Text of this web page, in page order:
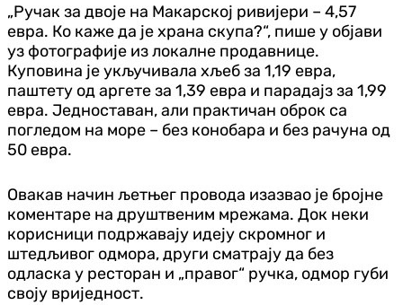
„Ручак за двоје на Макарској ривијери – 4,57
евра. Ко каже да је храна скупа?“, пише у објави
уз фотографије из локалне продавнице.
Куповина је укључивала хљеб за 1,19 евра,
паштету од аргете за 1,39 евра и парадајз за 1,99
евра. Једноставан, али практичан оброк са
погледом на море – без конобара и без рачуна од
50 евра.
Овакав начин љетњег провода изазвао је бројне
коментаре на друштвеним мрежама. Док неки
корисници подржавају идеју скромног и
штедљивог одмора, други сматрају да без
одласка у ресторан и „правог“ ручка, одмор губи
своју вриједност.